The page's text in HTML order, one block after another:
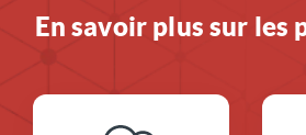
En savoir plus sur les